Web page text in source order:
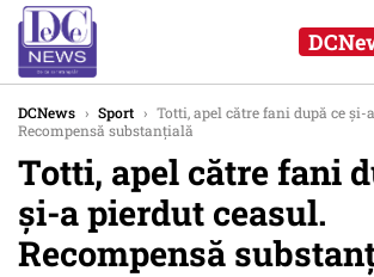
DCNews › Sport › Totti, apel către fani după ce şi-
Recompensă substanţială
Totti, apel către fani
şi-a pierdut ceasul.
Recompensă